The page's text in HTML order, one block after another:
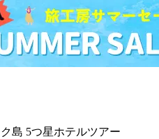
島 5つ星ホテルツアー